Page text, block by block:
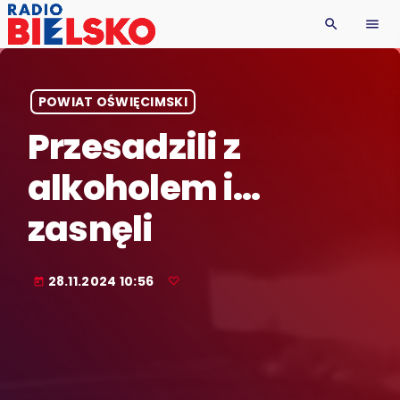
search menu
POWIAT OŚWIĘCIMSKI
Przesadzili z
alkoholem i…
zasnęli
today 28.11.2024 10:56